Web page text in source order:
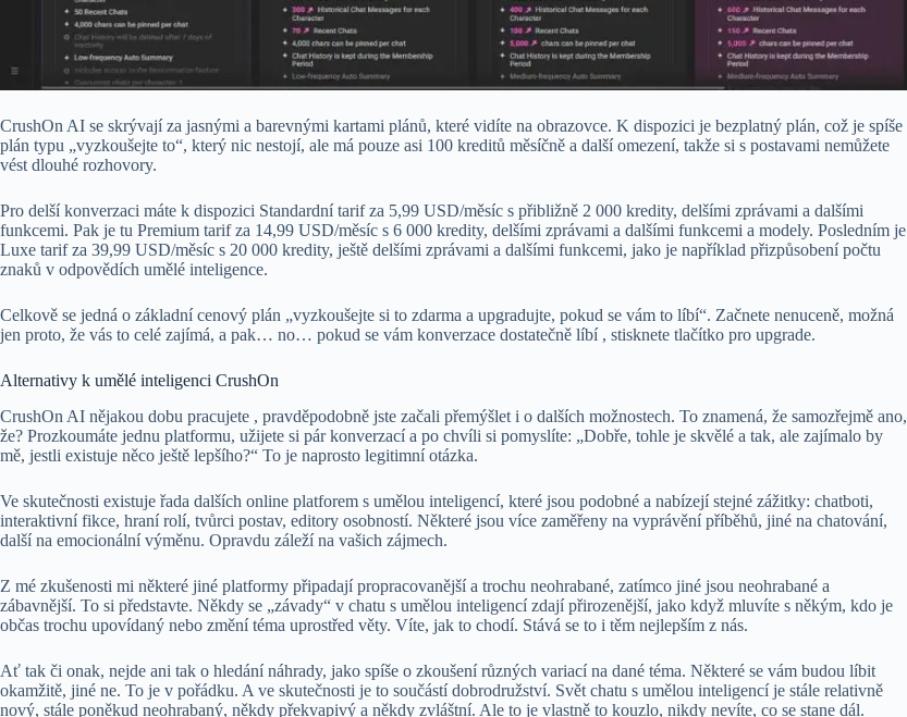
CrushOn AI se skrývají za jasnými a barevnými kartami plánů, které vidíte na obrazovce. K dispozici je bezplatný plán, což je spíše
plán typu „vyzkoušejte to“, který nic nestojí, ale má pouze asi 100 kreditů měsíčně a další omezení, takže si s postavami nemůžete
vést dlouhé rozhovory.
Pro delší konverzaci máte k dispozici Standardní tarif za 5,99 USD/měsíc s přibližně 2 000 kredity, delšími zprávami a dalšími
funkcemi. Pak je tu Premium tarif za 14,99 USD/měsíc s 6 000 kredity, delšími zprávami a dalšími funkcemi a modely. Posledním je
Luxe tarif za 39,99 USD/měsíc s 20 000 kredity, ještě delšími zprávami a dalšími funkcemi, jako je například přizpůsobení počtu
znaků v odpovědích umělé inteligence.
Celkově se jedná o základní cenový plán „vyzkoušejte si to zdarma a upgradujte, pokud se vám to líbí“. Začnete nenuceně, možná
jen proto, že vás to celé zajímá, a pak… no… pokud se vám konverzace dostatečně líbí , stisknete tlačítko pro upgrade.
Alternativy k umělé inteligenci CrushOn
CrushOn AI nějakou dobu pracujete , pravděpodobně jste začali přemýšlet i o dalších možnostech. To znamená, že samozřejmě ano,
že? Prozkoumáte jednu platformu, užijete si pár konverzací a po chvíli si pomyslíte: „Dobře, tohle je skvělé a tak, ale zajímalo by
mě, jestli existuje něco ještě lepšího?“ To je naprosto legitimní otázka.
Ve skutečnosti existuje řada dalších online platforem s umělou inteligencí, které jsou podobné a nabízejí stejné zážitky: chatboti,
interaktivní fikce, hraní rolí, tvůrci postav, editory osobností. Některé jsou více zaměřeny na vyprávění příběhů, jiné na chatování,
další na emocionální výměnu. Opravdu záleží na vašich zájmech.
Z mé zkušenosti mi některé jiné platformy připadají propracovanější a trochu neohrabané, zatímco jiné jsou neohrabané a
zábavnější. To si představte. Někdy se „závady“ v chatu s umělou inteligencí zdají přirozenější, jako když mluvíte s někým, kdo je
občas trochu upovídaný nebo změní téma uprostřed věty. Víte, jak to chodí. Stává se to i těm nejlepším z nás.
Ať tak či onak, nejde ani tak o hledání náhrady, jako spíše o zkoušení různých variací na dané téma. Některé se vám budou líbit
okamžitě, jiné ne. To je v pořádku. A ve skutečnosti je to součástí dobrodružství. Svět chatu s umělou inteligencí je stále relativně
nový, stále poněkud neohrabaný, někdy překvapivý a někdy zvláštní. Ale to je vlastně to kouzlo, nikdy nevíte, co se stane dál.